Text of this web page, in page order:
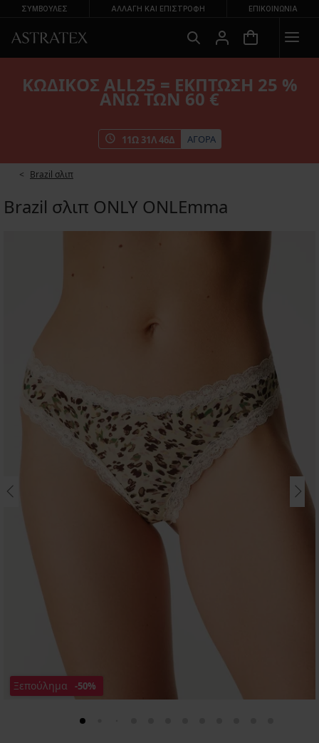
ΣΥΜΒΟΥΛΕΣ ΑΛΛΑΓΉ ΚΑΙ ΕΠΙΣΤΡΟΦΉ ΕΠΙΚΟΙΝΩΝΊΑ
ΚΩΔΙΚΟΣ ALL25 = ΕΚΠΤΩΣΗ 25 %
ΑΝΩ ΤΩΝ 60 €
11Ω 31Λ45Δ ΑΓΟΡΑ
Brazil σλιπ
Brazil σλιπ ONLY ONLEmma
Ξεπούλημα -50%